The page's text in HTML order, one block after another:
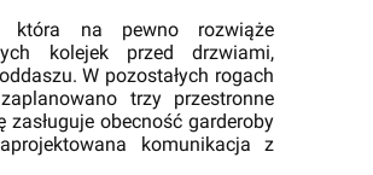
która na pewno rozwiąże
kolejek przed drzwiami,
W pozostałych rogach
trzy przestronne
zasługuje obecność garderoby
komunikacja z